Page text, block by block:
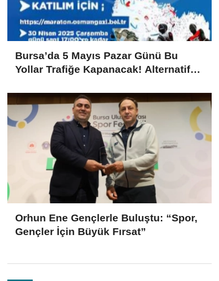
Bursa’da 5 Mayıs Pazar Günü Bu
Yollar Trafiğe Kapanacak! Alternatif
Orhun Ene Gençlerle Buluştu: “Spor,
Gençler İçin Büyük Fırsat”